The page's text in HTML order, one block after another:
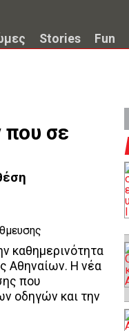
Stories Fun
σε
καθημερινότητα
Αθηναίων. Η νέα
που
οδηγών και την